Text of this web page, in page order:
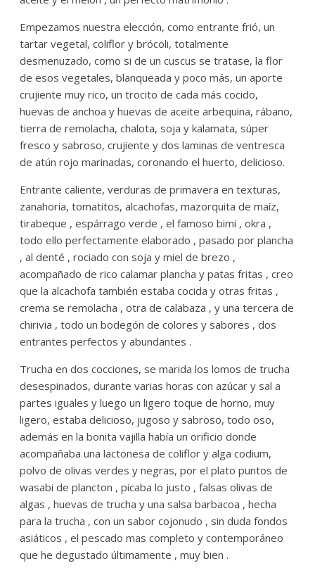
Empezamos nuestra elección, como entrante frió, un
tartar vegetal, coliflor y brócoli, totalmente
desmenuzado, como si de un cuscus se tratase, la flor
de esos vegetales, blanqueada y poco más, un aporte
crujiente muy rico, un trocito de cada más cocido,
huevas de anchoa y huevas de aceite arbequina, rábano,
tierra de remolacha, chalota, soja y kalamata, súper
fresco y sabroso, crujiente y dos laminas de ventresca
de atún rojo marinadas, coronando el huerto, delicioso.
Entrante caliente, verduras de primavera en texturas,
zanahoria, tomatitos, alcachofas, mazorquita de maíz,
tirabeque , espárrago verde , el famoso bimi , okra ,
todo ello perfectamente elaborado , pasado por plancha
, al denté , rociado con soja y miel de brezo ,
acompañado de rico calamar plancha y patas fritas , creo
que la alcachofa también estaba cocida y otras fritas ,
crema se remolacha , otra de calabaza , y una tercera de
chirivia , todo un bodegón de colores y sabores , dos
entrantes perfectos y abundantes .
Trucha en dos cocciones, se marida los lomos de trucha
desespinados, durante varias horas con azúcar y sal a
partes iguales y luego un ligero toque de horno, muy
ligero, estaba delicioso, jugoso y sabroso, todo oso,
además en la bonita vajilla había un orificio donde
acompañaba una lactonesa de coliflor y alga codium,
polvo de olivas verdes y negras, por el plato puntos de
wasabi de plancton , picaba lo justo , falsas olivas de
algas , huevas de trucha y una salsa barbacoa , hecha
para la trucha , con un sabor cojonudo , sin duda fondos
asiáticos , el pescado mas completo y contemporáneo
que he degustado últimamente , muy bien .